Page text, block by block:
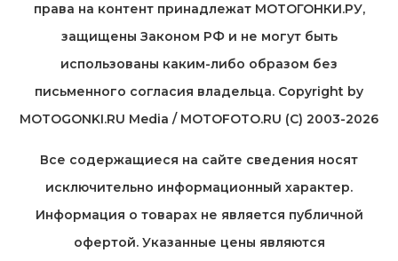
права на контент принадлежат МОТОГОНКИ.РУ,
защищены Законом РФ и не могут быть
использованы каким-либо образом без
письменного согласия владельца. Copyright by
MOTOGONKI.RU Media / MOTOFOTO.RU (C) 2003-2026
Все содержащиеся на cайте сведения носят
исключительно информационный характер.
Информация о товарах не является публичной
офертой. Указанные цены являются